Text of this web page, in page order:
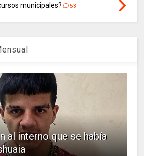
municipales? 53
al interno que se había